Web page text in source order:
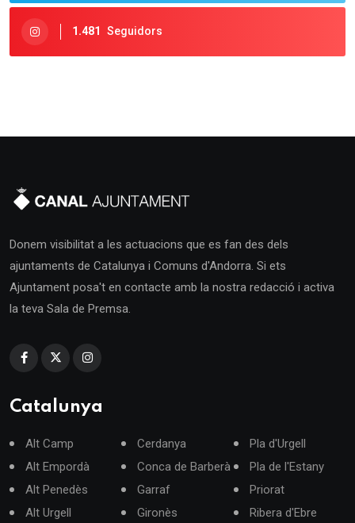
1.481 Seguidors
Donem visibilitat a les actuacions que es fan des dels
ajuntaments de Catalunya i Comuns d'Andorra. Si ets
Ajuntament posa't en contacte amb la nostra redacció i activa
la teva Sala de Premsa.
Catalunya
Alt Camp
Alt Empordà
Alt Penedès
Alt Urgell
Cerdanya
Conca de Barberà
Garraf
Gironès
Pla d'Urgell
Pla de l'Estany
Priorat
Ribera d'Ebre